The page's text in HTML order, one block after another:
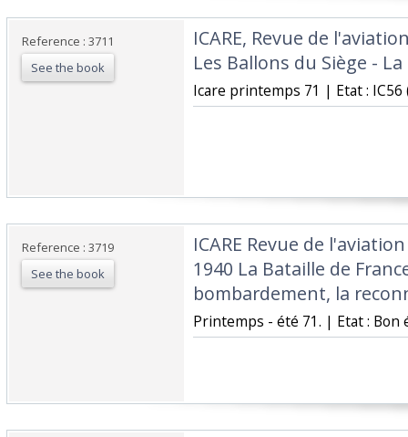
Reference : 3711
See the book
‎ICARE, Revue de
Les Ballons du Siège -
‎Icare printemps 71 | Etat : IC56
Reference : 3719
See the book
‎ICARE Revue de
1940 La Bataille de
bombardement, la
‎Printemps - été 71. | Etat : Bon